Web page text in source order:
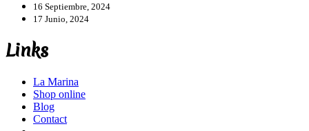
16 Septiembre, 2024
17 Junio, 2024
Links
La Marina
Shop online
Blog
Contact